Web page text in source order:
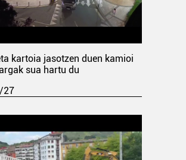
kartoia jasotzen duen kamioi
sua hartu du
27